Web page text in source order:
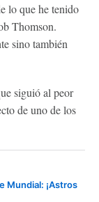
lo que he tenido
Thomson.
sino también
siguió al peor
de uno de los
Mundial: ¡Astros